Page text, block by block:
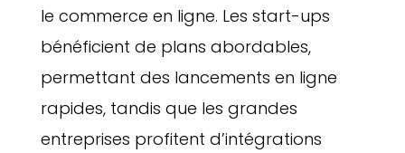
le commerce en ligne. Les start-ups
bénéficient de plans abordables,
permettant des lancements en ligne
rapides, tandis que les grandes
entreprises profitent d’intégrations